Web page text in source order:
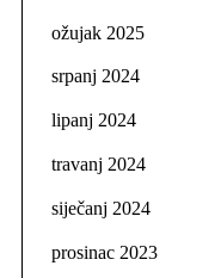
ožujak 2025
srpanj 2024
lipanj 2024
travanj 2024
siječanj 2024
prosinac 2023